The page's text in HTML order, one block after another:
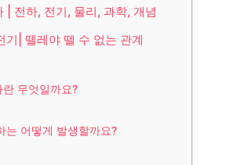
| 전하, 전기, 물리, 과학, 개념
기| 뗄레야 뗄 수 없는 관계
란 무엇일까요?
는 어떻게 발생할까요?